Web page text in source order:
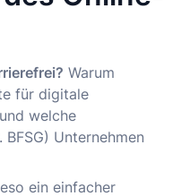
Warum
für digitale
welche
Unternehmen
ein einfacher